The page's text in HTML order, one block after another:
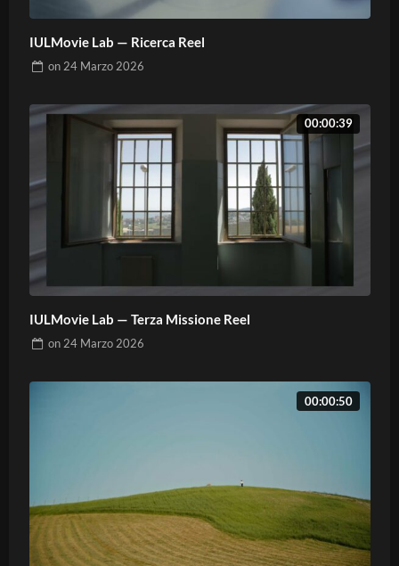
IULMovie Lab — Ricerca Reel
on 24 Marzo 2026
00:00:39
IULMovie Lab — Terza Missione Reel
on24 Marzo 2026
00:00:50